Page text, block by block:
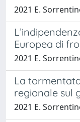
2021 E.
Europea di
2021 E.
La
regionale sul
2021 E.